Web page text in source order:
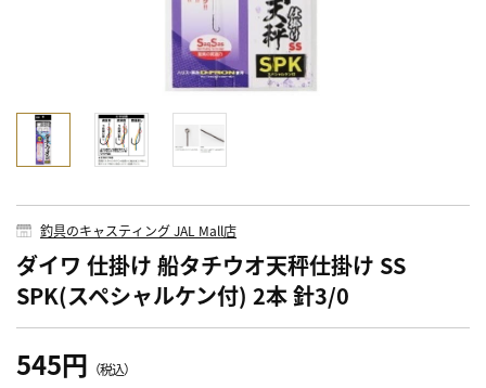
釣具のキャスティング JAL Mall店
ダイワ 仕掛け 船タチウオ天秤仕掛け SS
SPK(スペシャルケン付) 2本 針3/0
545円 （税込）